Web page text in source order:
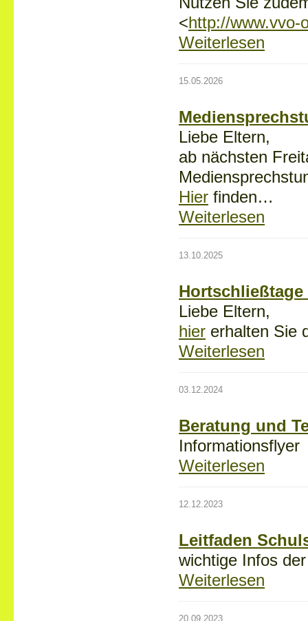
<http://
Weiterlesen
15.05.2026
Liebe Eltern,
ab nächsten
Hier finden…
Weiterlesen
13.10.2025
Hortschließtage
Liebe Eltern,
hier erhalten Sie
Weiterlesen
03.12.2024
Beratung und
Informationsflyer
Weiterlesen
12.12.2023
Leitfaden
wichtige Infos
Weiterlesen
20.09.2023